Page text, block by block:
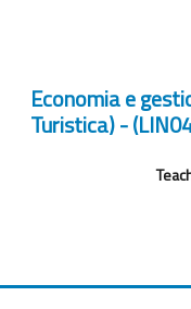
Economia e
Turistica) -